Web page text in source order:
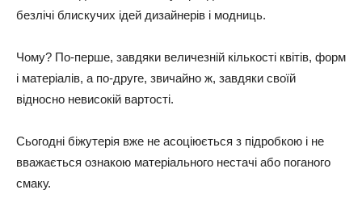
безлічі блискучих ідей дизайнерів і модниць.
Чому? По-перше, завдяки величезній кількості квітів, форм
і матеріалів, а по-друге, звичайно ж, завдяки своїй
відносно невисокій вартості.
Сьогодні біжутерія вже не асоціюється з підробкою і не
вважається ознакою матеріального нестачі або поганого
смаку.